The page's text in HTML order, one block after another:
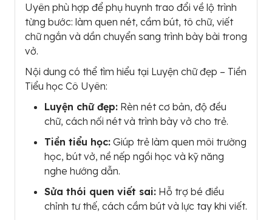
Uyên phù hợp để phụ huynh trao đổi về lộ trình
từng bước: làm quen nét, cầm bút, tô chữ, viết
chữ ngắn và dần chuyển sang trình bày bài trong
vở.
Nội dung có thể tìm hiểu tại Luyện chữ đẹp – Tiền
Tiểu học Cô Uyên:
Luyện chữ đẹp: Rèn nét cơ bản, độ đều
chữ, cách nối nét và trình bày vở cho trẻ.
Tiền tiểu học: Giúp trẻ làm quen môi trường
học, bút vở, nề nếp ngồi học và kỹ năng
nghe hướng dẫn.
Sửa thói quen viết sai: Hỗ trợ bé điều
chỉnh tư thế, cách cầm bút và lực tay khi viết.